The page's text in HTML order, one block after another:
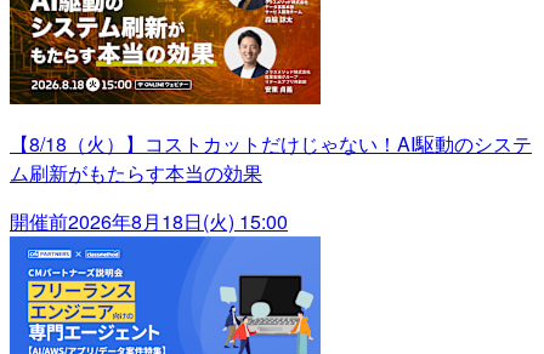
【8/18（火）】コストカットだけじゃない！AI駆動のシステ
ム刷新がもたらす本当の効果
開催前2026年8月18日(火) 15:00